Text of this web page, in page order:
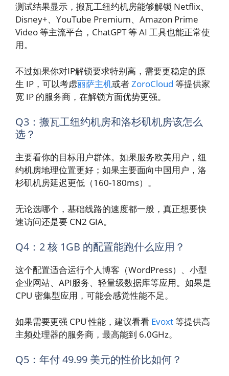
测试结果显示，搬瓦工纽约机房能够解锁 Netflix、
Disney+、YouTube Premium、Amazon Prime
Video 等主流平台，ChatGPT 等 AI 工具也能正常使
用。
不过如果你对IP解锁要求特别高，需要更稳定的原
生 IP，可以考虑丽萨主机或者ZoroCloud 等提供家
宽 IP 的服务商，在解锁方面优势更强。
Q3：搬瓦工纽约机房和洛杉矶机房该怎么
选？
主要看你的目标用户群体。如果服务欧美用户，纽
约机房地理位置更好；如果主要面向中国用户，洛
杉矶机房延迟更低（160-180ms）。
无论选哪个，基础线路的速度都一般，真正想要快
速访问还是要 CN2 GIA。
Q4：2 核 1GB 的配置能跑什么应用？
这个配置适合运行个人博客（WordPress）、小型
企业网站、API服务、轻量级数据库等应用。如果是
CPU 密集型应用，可能会感觉性能不足。
如果需要更强 CPU 性能，建议看看 Evoxt等提供高
主频处理器的服务商，最高能到 6.0GHz。
Q5：年付 49.99 美元的性价比如何？